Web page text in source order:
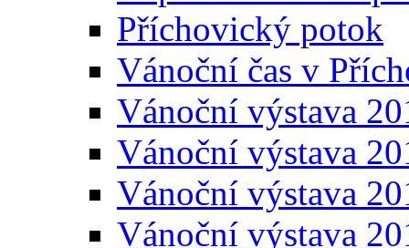
Příchovický potok
Vánoční čas v
Vánoční výstava
Vánoční výstava
Vánoční výstava
Vánoční výstava